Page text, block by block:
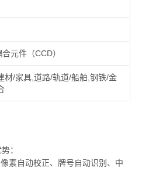
元件（CCD）
材/家具,道路/轨道/船舶,钢铁/金
：
素自动校正、牌号自动识别、中